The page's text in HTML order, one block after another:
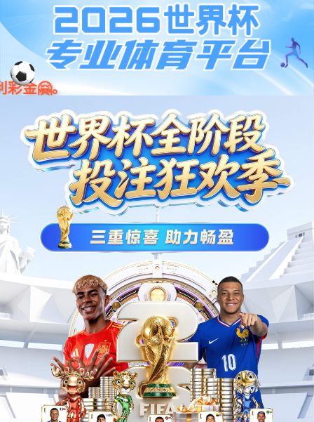
教学视频
免费的系列培训教程，助您轻松掌握星空官网机器人